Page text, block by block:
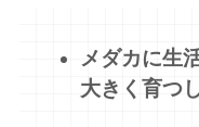
メダカに生
大きく育つ